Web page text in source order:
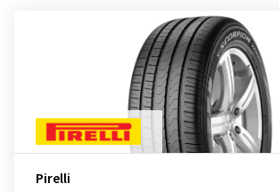
Pirelli